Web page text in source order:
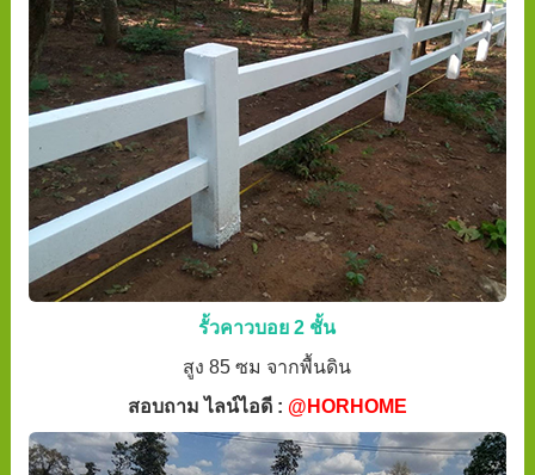
รั้วคาวบอย 2 ชั้น
สูง 85 ซม จากพื้นดิน
สอบถาม ไลน์ไอดี : @HORHOME